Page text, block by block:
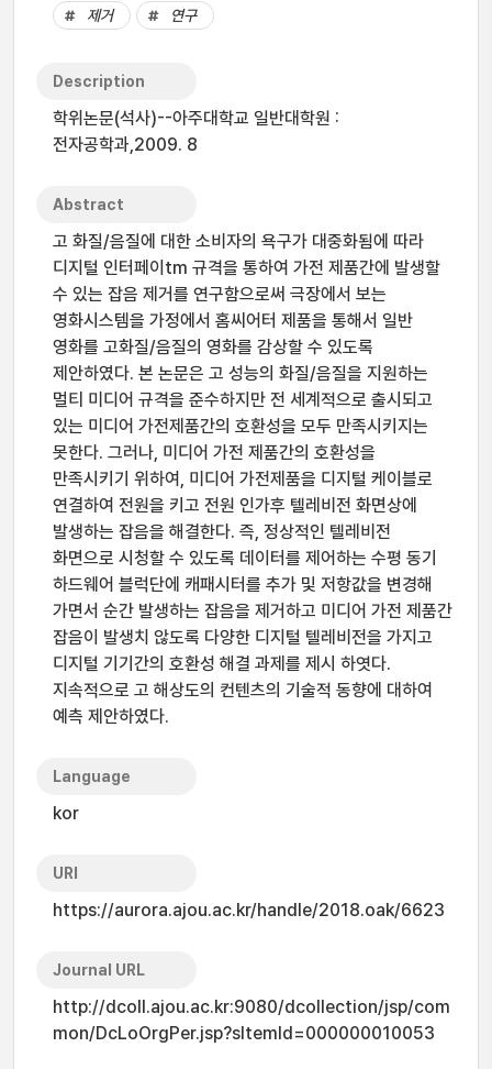
제거
연구
Description
학위논문(석사)--아주대학교 일반대학원 :
전자공학과,2009. 8
Abstract
고 화질/음질에 대한 소비자의 욕구가 대중화됨에 따라
디지털 인터페이tm 규격을 통하여 가전 제품간에 발생할
수 있는 잡음 제거를 연구함으로써 극장에서 보는
영화시스템을 가정에서 홈씨어터 제품을 통해서 일반
영화를 고화질/음질의 영화를 감상할 수 있도록
제안하였다. 본 논문은 고 성능의 화질/음질을 지원하는
멀티 미디어 규격을 준수하지만 전 세계적으로 출시되고
있는 미디어 가전제품간의 호환성을 모두 만족시키지는
못한다. 그러나, 미디어 가전 제품간의 호환성을
만족시키기 위하여, 미디어 가전제품을 디지털 케이블로
연결하여 전원을 키고 전원 인가후 텔레비전 화면상에
발생하는 잡음을 해결한다. 즉, 정상적인 텔레비전
화면으로 시청할 수 있도록 데이터를 제어하는 수평 동기
하드웨어 블럭단에 캐패시터를 추가 및 저항값을 변경해
가면서 순간 발생하는 잡음을 제거하고 미디어 가전 제품간
잡음이 발생치 않도록 다양한 디지털 텔레비전을 가지고
디지털 기기간의 호환성 해결 과제를 제시 하엿다.
지속적으로 고 해상도의 컨텐츠의 기술적 동향에 대하여
예측 제안하였다.
Language
kor
URI
https://aurora.ajou.ac.kr/handle/2018.oak/6623
Journal URL
http://dcoll.ajou.ac.kr:9080/dcollection/jsp/com
mon/DcLoOrgPer.jsp?sItemId=000000010053